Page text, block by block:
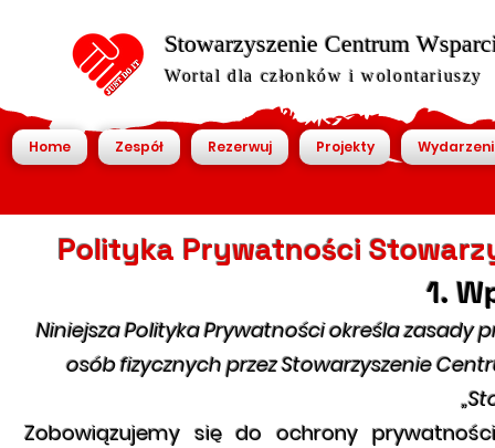
Stowarzyszenie Centrum
Wortal dla członków i wolontariuszy
Home Zespół Rezerwuj Projekty
Polityka Prywatności
1.
Niniejsza Polityka Prywatności określa
osób fizycznych przez Stowarzyszenie
Zobowiązujemy się do ochrony